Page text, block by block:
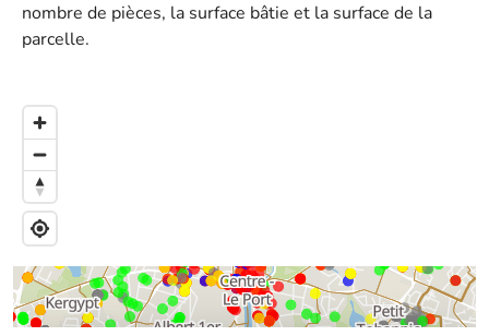
nombre de pièces, la surface bâtie et la surface de la
parcelle.